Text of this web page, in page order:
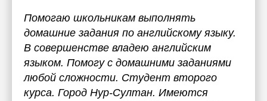
Помогаю школьникам выполнять
домашние задания по английскому языку.
В совершенстве владею английским
языком. Помогу с домашними заданиями
любой сложности. Студент второго
курса. Город Нур-Султан. Имеются